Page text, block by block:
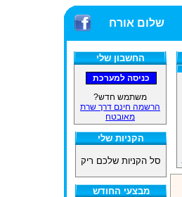
שלום אורח
החשבון שלי
משתמש חדש?
הרשמה חינם דרך שרת
מאובטח
הקניות שלי
סל הקניות שלכם ריק
מבצעי החודש